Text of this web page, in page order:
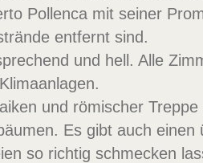
Pollenca mit seiner
entfernt sind.
und hell. Alle
und römischer
Es gibt auch einen
so richtig schmecken